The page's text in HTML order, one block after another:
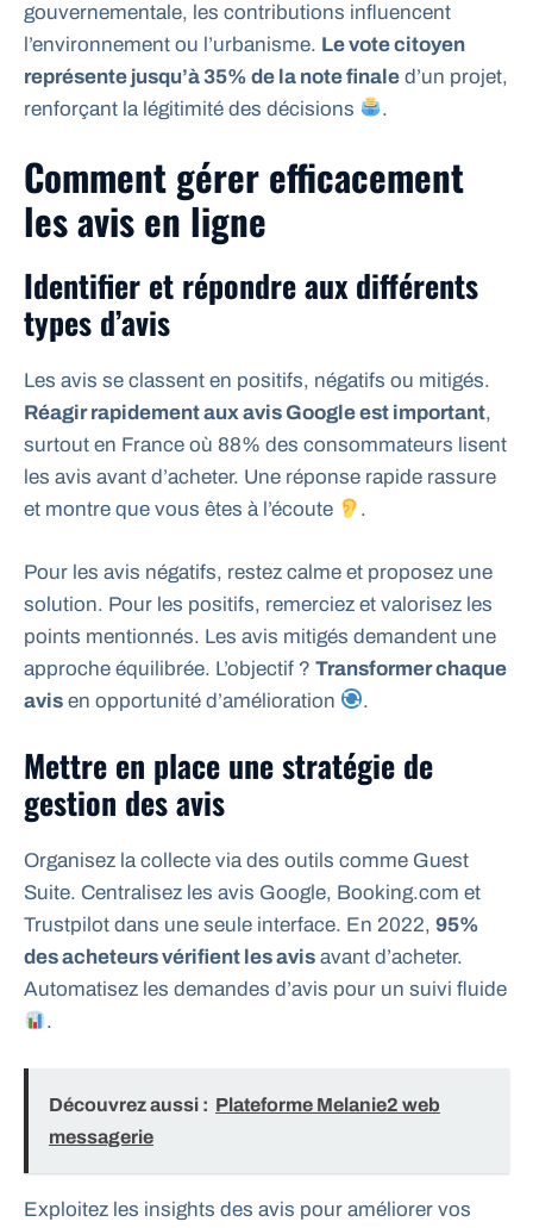
gouvernementale, les contributions influencent
l’environnement ou l’urbanisme. Le vote citoyen
représente jusqu’à 35% de la note finale d’un projet,
renforçant la légitimité des décisions
.
Comment gérer efficacement
les avis en ligne
Identifier et répondre aux différents
types d’avis
Les avis se classent en positifs, négatifs ou mitigés.
Réagir rapidement aux avis Google est important,
surtout en France où 88% des consommateurs lisent
les avis avant d’acheter. Une réponse rapide rassure
et montre que vous êtes à l’écoute
.
Pour les avis négatifs, restez calme et proposez une
solution. Pour les positifs, remerciez et valorisez les
points mentionnés. Les avis mitigés demandent une
approche équilibrée. L’objectif ? Transformer chaque
avis en opportunité d’amélioration .
Mettre en place une stratégie de
gestion des avis
Organisez la collecte via des outils comme Guest
Suite. Centralisez les avis Google, Booking.com et
Trustpilot dans une seule interface. En 2022, 95%
des acheteurs vérifient les avis avant d’acheter.
Automatisez les demandes d’avis pour un suivi fluide
.
Découvrez aussi : Plateforme Melanie2 web
messagerie
Exploitez les insights des avis pour améliorer vos